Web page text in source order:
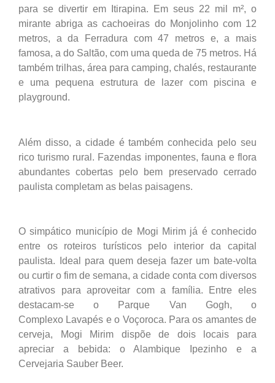
para se divertir em Itirapina. Em seus 22 mil m², o
mirante abriga as cachoeiras do Monjolinho com 12
metros, a da Ferradura com 47 metros e, a mais
famosa, a do Saltão, com uma queda de 75 metros. Há
também trilhas, área para camping, chalés, restaurante
e uma pequena estrutura de lazer com piscina e
playground.
Além disso, a cidade é também conhecida pelo seu
rico turismo rural. Fazendas imponentes, fauna e flora
abundantes cobertas pelo bem preservado cerrado
paulista completam as belas paisagens.
O simpático município de Mogi Mirim já é conhecido
entre os roteiros turísticos pelo interior da capital
paulista. Ideal para quem deseja fazer um bate-volta
ou curtir o fim de semana, a cidade conta com diversos
atrativos para aproveitar com a família. Entre eles
destacam-se o Parque Van Gogh, o
Complexo Lavapés e o Voçoroca. Para os amantes de
cerveja, Mogi Mirim dispõe de dois locais para
apreciar a bebida: o Alambique Ipezinho e a
Cervejaria Sauber Beer.